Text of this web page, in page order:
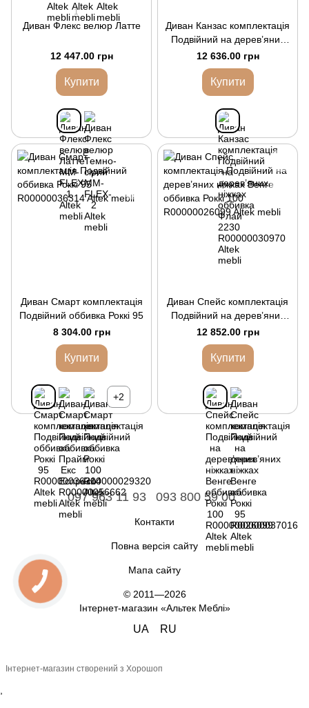
1
Диван Флекс велюр Латте
12 447.00 грн
Купити
Диван Канзас комплектація
Подвійний на дерев’яних
ніжках оббивка Флай 2230
12 636.00 грн
Купити
Диван Смарт комплектація
Подвійний оббивка Роккі 95
8 304.00 грн
Купити
+2
Диван Спейс комплектація
Подвійний на дерев’яних
ніжках Венге оббивка Роккі
100
12 852.00 грн
Купити
097 963 11 93 093 800 59 00
Контакти
Повна версія сайту
Мапа сайту
© 2011—2026
Інтернет-магазин «Альтек Меблі»
UA RU
Інтернет-магазин створений з Хорошоп